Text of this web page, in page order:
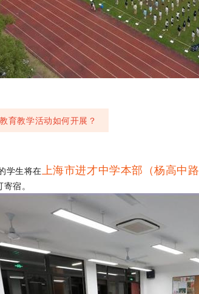
育教学活动如何开展？
学生将在上海市进才中学本部（杨高中
宿。